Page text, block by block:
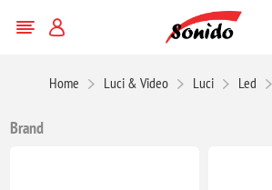
Home Luci & Video Luci Led
Brand